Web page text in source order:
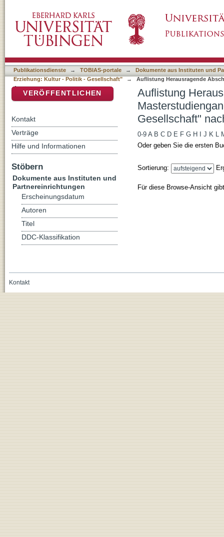
Kultur - Politik - Gesellschaft" nach Autor
Publikationsdienste → TOBIAS-portale →
Dokumente aus Instituten und
Erziehung: Kultur - Politik - Gesellschaft"
→
Auflistung Herausragende
Autor
Auflistung
Gesellschaft"
0-9 A B C D E F G H J K L
Oder geben Sie die ersten
Sortierung:
Für diese Browse-Ansicht
VERÖFFENTLICHEN
Kontakt
Verträge
Hilfe und Informationen
Stöbern
Dokumente aus Instituten und
Partnereinrichtungen
Erscheinungsdatum
Autoren
Titel
DDC-Klassifikation
Kontakt